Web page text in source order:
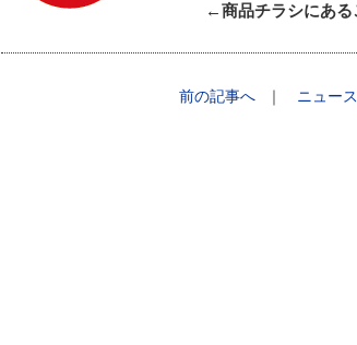
←商品チラシにある
前の記事へ ｜ ニュー